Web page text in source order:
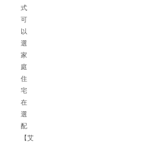
式
可
以
選
家
庭
住
宅
在
選
配
【艾